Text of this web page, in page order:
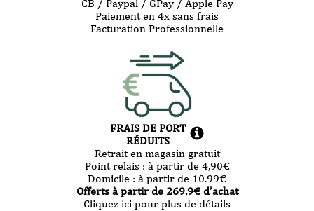
CB / Paypal / GPay / Apple Pay
Paiement en 4x sans frais
Facturation Professionnelle
FRAIS DE PORT
RÉDUITS
Retrait en magasin gratuit
Point relais : à partir de 4,90€
Domicile : à partir de 10.99€
Offerts à partir de 269.9€ d’achat
Cliquez ici pour plus de détails